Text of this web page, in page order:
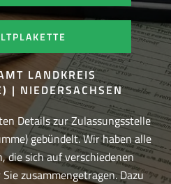
LANDKREIS R
| NIEDERSACHSEN
Details zur Zulassungsstelle
gebündelt. Wir haben alle
die sich auf verschiedenen
zusammengetragen. Dazu